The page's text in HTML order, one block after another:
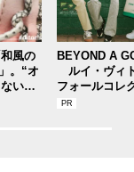
風の
。“オ
いほ
BEYOND A
ルイ・ヴィ
フォールコレ
描くプレッピ